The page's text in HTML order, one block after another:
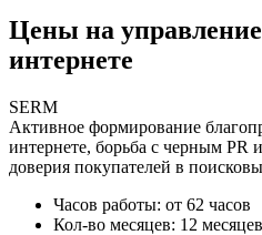
Цены на управление
интернете
SERM
Активное формирование
интернете, борьба с черным PR
доверия покупателей в
Часов работы: от 62 часов
Кол-во месяцев: 12 месяцев